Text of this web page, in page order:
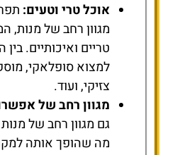
אוכל טרי וטעים:
מגוון רחב של מנות,
טריים ואיכותיים.
למצוא סופלאקי,
צזיקי, ועוד.
מגוון רחב של
גם מגוון רחב של
מה שהופך אותה